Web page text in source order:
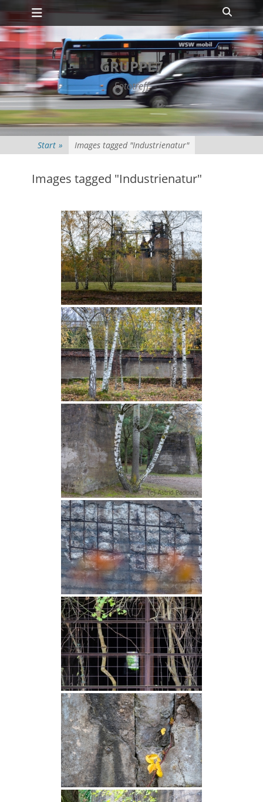
Zum
Inhalt
springen
Primäres Menü
GRUPPE7
Fototreff
Start » Images tagged "Industrienatur"
Images tagged "Industrienatur"